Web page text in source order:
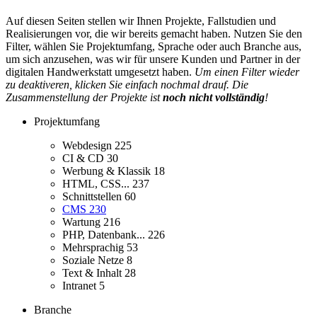
Auf diesen Seiten stellen wir Ihnen Projekte, Fallstudien und
Realisierungen vor, die wir bereits gemacht haben. Nutzen Sie den
Filter, wählen Sie Projektumfang, Sprache oder auch Branche aus,
um sich anzusehen, was wir für unsere Kunden und Partner in der
digitalen Handwerkstatt umgesetzt haben. Um einen Filter wieder
zu deaktiveren, klicken Sie einfach nochmal drauf. Die
Zusammenstellung der Projekte istnoch nicht vollständig!
Projektumfang
Webdesign 225
CI & CD 30
Werbung & Klassik 18
HTML, CSS... 237
Schnittstellen 60
CMS 230
Wartung 216
PHP, Datenbank... 226
Mehrsprachig 53
Soziale Netze 8
Text & Inhalt 28
Intranet 5
Branche